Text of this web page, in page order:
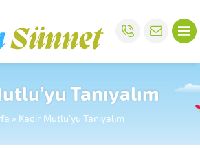
Tanıyalım
» Kadir Mutlu’yu Tanıyalım